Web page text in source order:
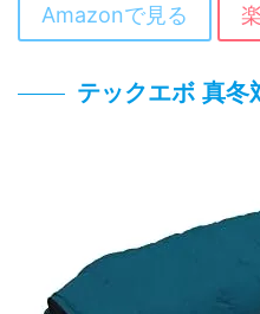
Amazonで見る
テックエボ 真冬